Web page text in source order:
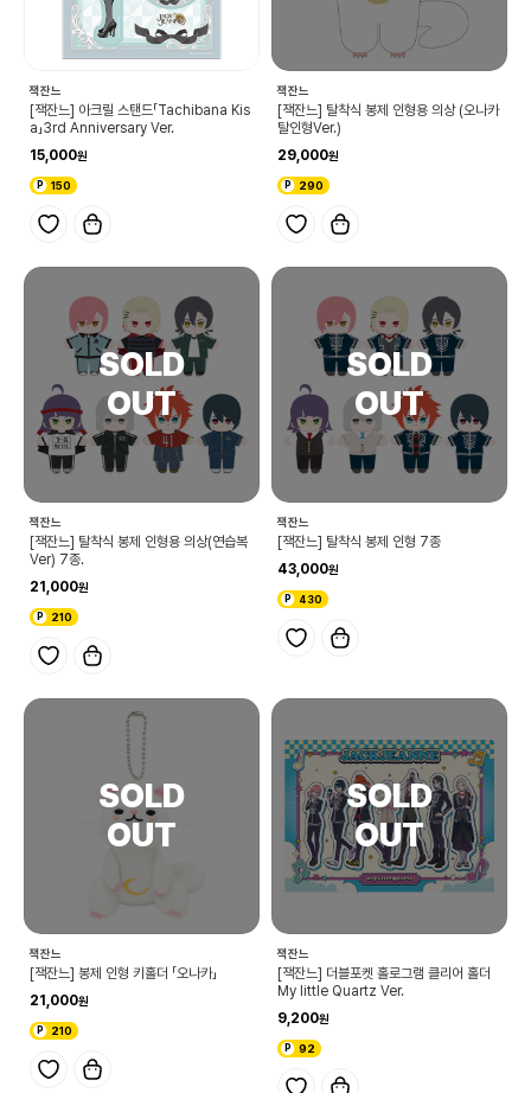
잭잔느
[잭잔느] 아크릴 스탠드「Tachibana Kis
a」3rd Anniversary Ver.
15,000
150
잭잔느
[잭잔느] 탈착식 봉제 인형용 의상 (오나카
탈인형Ver.)
29,000
290
잭잔느
[잭잔느] 탈착식 봉제 인형용 의상(연습복
Ver) 7종.
21,000
210
잭잔느
[잭잔느] 탈착식 봉제 인형 7종
43,000
430
잭잔느
[잭잔느] 봉제 인형 키홀더 「오나카」
21,000
210
잭잔느
[잭잔느] 더블포켓 홀로그램 클리어 홀더
My little Quartz Ver.
9,200
92